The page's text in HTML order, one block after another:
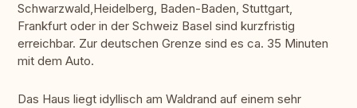
Schwarzwald,Heidelberg, Baden-Baden, Stuttgart,
Frankfurt oder in der Schweiz Basel sind kurzfristig
erreichbar. Zur deutschen Grenze sind es ca. 35 Minuten
mit dem Auto.
Das Haus liegt idyllisch am Waldrand auf einem sehr